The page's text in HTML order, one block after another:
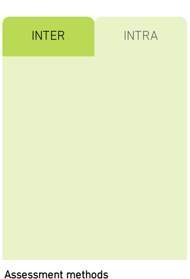
INTER INTRA
Assessment methods